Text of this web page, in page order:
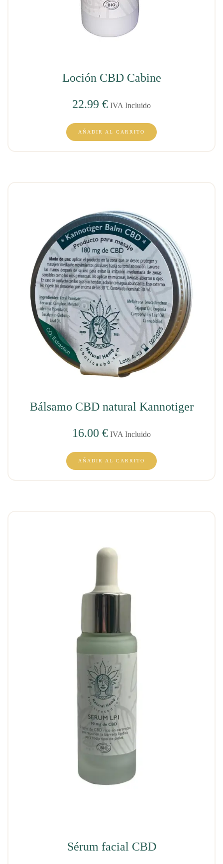
Loción CBD Cabine
22.99 € IVA Incluido
AÑADIR AL CARRITO
Bálsamo CBD natural Kannotiger
16.00 € IVA Incluido
AÑADIR AL CARRITO
Sérum facial CBD